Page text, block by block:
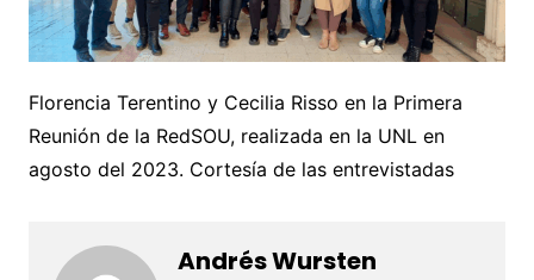
Florencia Terentino y Cecilia Risso en la Primera
Reunión de la RedSOU, realizada en la UNL en
agosto del 2023. Cortesía de las entrevistadas
Andrés Wursten